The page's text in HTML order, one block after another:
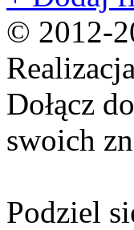
© 2012-
Dołącz do
swoich
Podziel